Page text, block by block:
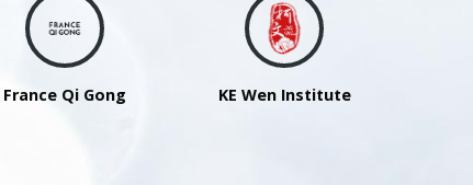
France Qi Gong KE Wen Institute